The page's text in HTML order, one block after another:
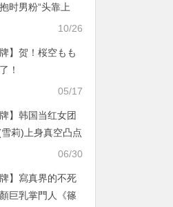
时男粉“头靠上
呼：好羡慕他的10/26
】贺！桜空もも
！
05/17
】韩国当红女团
莉)上身真空凸点
06/30
牌】寫真界的不死
巨乳掌門人《篠